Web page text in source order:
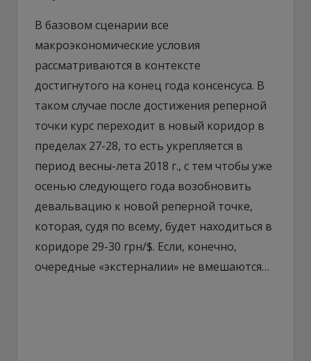
В базовом сценарии все
макроэкономические условия
рассматриваются в контексте
достигнутого на конец года консенсуса. В
таком случае после достижения реперной
точки курс переходит в новый коридор в
пределах 27-28, то есть укрепляется в
период весны-лета 2018 г., с тем чтобы уже
осенью следующего года возобновить
девальвацию к новой реперной точке,
которая, судя по всему, будет находиться в
коридоре 29-30 грн/$. Если, конечно,
очередные «экстерналии» не вмешаются…